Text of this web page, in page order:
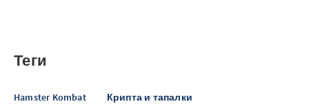
Теги
Hamster Kombat Крипта и тапалки